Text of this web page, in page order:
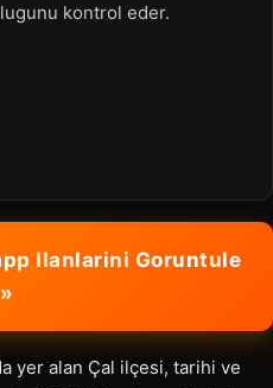
kontrol eder.
Ilanlarini Goruntule
»
yer alan Çal ilçesi, tarihi ve